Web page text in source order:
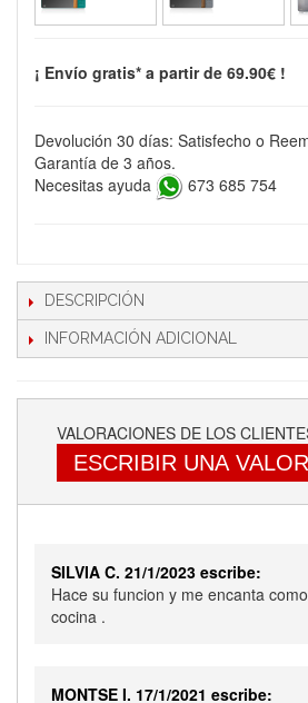
¡ Envío gratis* a partir de 69.90€ !
Devolución 30 días: Satisfecho o
Garantía de 3 años.
Necesitas ayuda
673 685 754
DESCRIPCIÓN
INFORMACIÓN ADICIONAL
VALORACIONES DE LOS
ESCRIBIR UNA
SILVIA C. 21/1/2023 escribe:
Hace su funcion y me encanta
cocina .
MONTSE I. 17/1/2021 escribe: